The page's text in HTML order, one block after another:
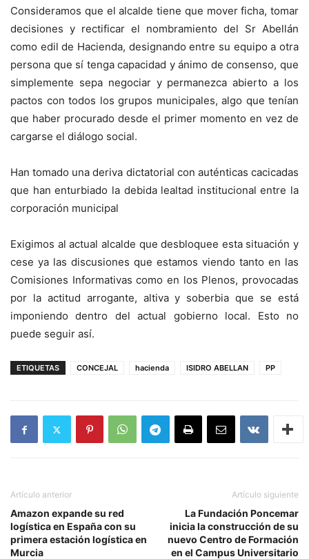
Consideramos que el alcalde tiene que mover ficha, tomar
decisiones y rectificar el nombramiento del Sr Abellán
como edil de Hacienda, designando entre su equipo a otra
persona que sí tenga capacidad y ánimo de consenso, que
simplemente sepa negociar y permanezca abierto a los
pactos con todos los grupos municipales, algo que tenían
que haber procurado desde el primer momento en vez de
cargarse el diálogo social.
Han tomado una deriva dictatorial con auténticas cacicadas
que han enturbiado la debida lealtad institucional entre la
corporación municipal
Exigimos al actual alcalde que desbloquee esta situación y
cese ya las discusiones que estamos viendo tanto en las
Comisiones Informativas como en los Plenos, provocadas
por la actitud arrogante, altiva y soberbia que se está
imponiendo dentro del actual gobierno local. Esto no
puede seguir así.
ETIQUETAS CONCEJAL hacienda ISIDRO ABELLAN PP
Artículo anterior
Amazon expande su red
logística en España con su
primera estación logística en
Murcia
Artículo siguiente
La Fundación Poncemar
inicia la construcción de su
nuevo Centro de Formación
en el Campus Universitario